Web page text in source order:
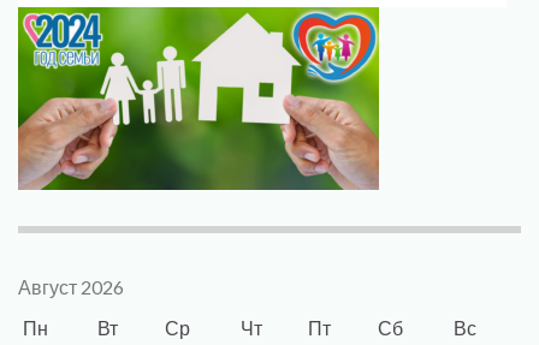
Август 2026
Пн
Вт Ср Чт Пт Сб Вс